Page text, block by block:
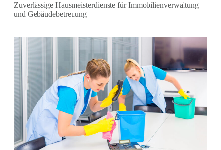
Zuverlässige Hausmeisterdienste für Immobilienverwaltung
und Gebäudebetreuung